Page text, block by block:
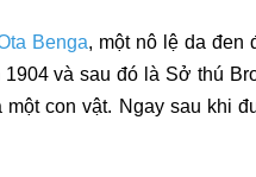
Benga, một nô lệ da đen
và sau đó là Sở thú
con vật. Ngay sau khi